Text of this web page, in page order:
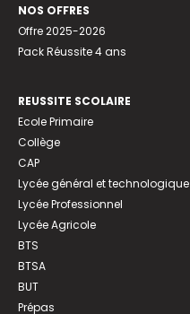
NOS OFFRES
Offre 2025-2026
Pack Réussite 4 ans
REUSSITE SCOLAIRE
Ecole Primaire
Collège
CAP
Lycée général et technologique
Lycée Professionnel
Lycée Agricole
BTS
BTSA
BUT
Prépas